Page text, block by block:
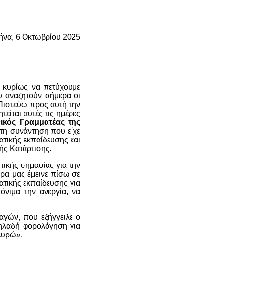
6 Οκτωβρίου 2025
κυρίως να πετύχουμε
αναζητούν σήμερα οι
προς αυτή την
αυτές τις ημέρες
Γραμματέας της
συνάντηση που είχε
εκπαίδευσης και
Κατάρτισης.
σημασίας για την
μας έμεινε πίσω σε
εκπαίδευσης για
την ανεργία, να
που εξήγγειλε ο
φορολόγηση για